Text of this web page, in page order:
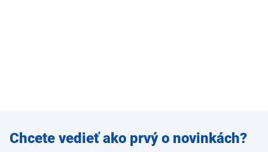
Zadajte
e-mail
Chcete vedieť ako prvý o novinkách?